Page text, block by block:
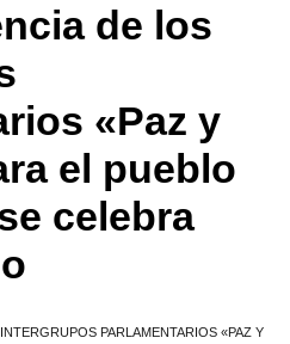
de los
«Paz y
el pueblo
celebra
PARLAMENTARIOS «PAZ Y